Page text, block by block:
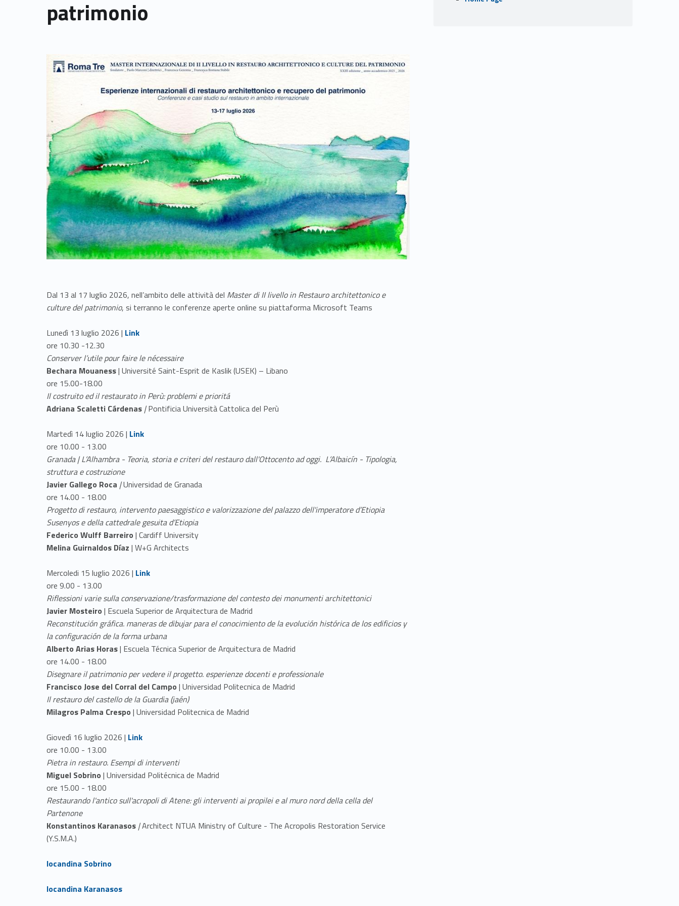
patrimonio
Link identifier archive #link-archive-thumb-soap-25445
Dal 13 al 17 luglio 2026, nell’ambito delle attività del Master di II livello in Restauro architettonico e
culture del patrimonio, si terranno le conferenze aperte online su piattaforma Microsoft Teams
Lunedì 13 luglio 2026 | Link identifier #identifier__165878-1Link
ore 10.30 -12.30
Conserver l’utile pour faire le nécessaire
Bechara Mouaness| Université Saint-Esprit de Kaslik (USEK) – Libano
ore 15.00-18.00
Il costruito ed il restaurato in Perù: problemi e prioritá
Adriana Scaletti Cárdenas |Pontificia Università Cattolica del Perù
Martedì 14 luglio 2026 | Link identifier #identifier__62262-2Link
ore 10.00 - 13.00
Granada | L’Alhambra - Teoria, storia e criteri del restauro dall'Ottocento ad oggi. L’Albaicín - Tipologia,
struttura e costruzione
Javier Gallego Roca |Universidad de Granada
ore 14.00 - 18.00
Progetto di restauro, intervento paesaggistico e valorizzazione del palazzo dell'imperatore d’Etiopia
Susenyos e della cattedrale gesuita d’Etiopia
Federico Wulff Barreiro | Cardiff University
Melina Guirnaldos Díaz | W+G Architects
Mercoledi 15 luglio 2026 | Link identifier #identifier__34414-3Link
ore 9.00 - 13.00
Riflessioni varie sulla conservazione/trasformazione del contesto dei monumenti architettonici
Javier Mosteiro | Escuela Superior de Arquitectura de Madrid
Reconstitución gráfica. maneras de dibujar para el conocimiento de la evolución histórica de los edificios y
la configuración de la forma urbana
Alberto Arias Horas| Escuela Técnica Superior de Arquitectura de Madrid
ore 14.00 - 18.00
Disegnare il patrimonio per vedere il progetto. esperienze docenti e professionale
Francisco Jose del Corral del Campo | Universidad Politecnica de Madrid
Il restauro del castello de la Guardia (jaén)
Milagros Palma Crespo | Universidad Politecnica de Madrid
Giovedì 16 luglio 2026 | Link identifier #identifier__58444-4Link
ore 10.00 - 13.00
Pietra in restauro. Esempi di interventi
Miguel Sobrino | Universidad Politécnica de Madrid
ore 15.00 - 18.00
Restaurando l'antico sull'acropoli di Atene: gli interventi ai propilei e al muro nord della cella del
Partenone
Konstantinos Karanasos |Architect NTUA Ministry of Culture - The Acropolis Restoration Service
(Y.S.M.A.)
Link identifier #identifier__94631-5locandina Sobrino
Link identifier #identifier__8058-6locandina Karanasos